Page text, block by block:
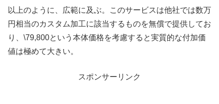
以上のように、広範に及ぶ。このサービスは他社では数万
円相当のカスタム加工に該当するものを無償で提供してお
り、\79,800という本体価格を考慮すると実質的な付加価
値は極めて大きい。
スポンサーリンク